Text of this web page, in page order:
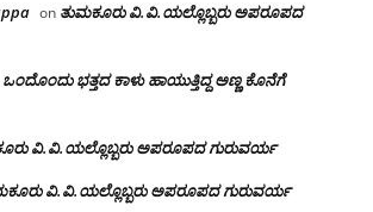
on ತುಮಕೂರು‌ ವಿ.ವಿ.ಯಲ್ಲೊಬ್ಬರು ಅಪರೂಪದ
ಒಂದೊಂದು ಭತ್ತದ ಕಾಳು ಹಾಯುತ್ತಿದ್ದ ಅಣ್ಣ ಕೊನೆಗೆ
ವಿ.ವಿ.ಯಲ್ಲೊಬ್ಬರು ಅಪರೂಪದ ಗುರುವರ್ಯ
ವಿ.ವಿ.ಯಲ್ಲೊಬ್ಬರು ಅಪರೂಪದ ಗುರುವರ್ಯ